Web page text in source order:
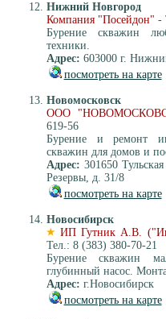
Нижний Новгород
Компания "Посейдон" -
Бурение скважин
техники.
Адрес: 603000 г.
посмотреть на карте
Новомосковск
ООО
619-56
Бурение и ремонт
скважин для домов и
Адрес: 301650
Резервы, д. 31/8
посмотреть на карте
Новосибирск
ИП Гутник А.В.
Тел.: 8 (383) 380-70-21
Бурение скважин
глубинный насос.
Адрес: г.Новосибирск
посмотреть на карте